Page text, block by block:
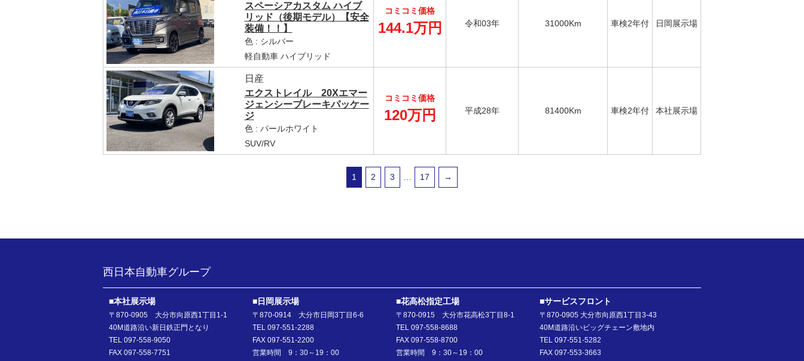
スペーシアカスタム ハイブ
リッド（後期モデル）【安全
装備！！】
色 : シルバー
軽自動車 ハイブリッド
コミコミ価格
144.1万円 令和03年 31000Km 車検2年付 日岡展示場
日産
エクストレイル 20Xエマー
ジェンシーブレーキパッケー
ジ
色 : パールホワイト
SUV/RV
コミコミ価格
120万円 平成28年 81400Km 車検2年付 本社展示場
1 2 3 17 →
西日本自動車グループ
■本社展示場
〒870-0905 大分市向原西1丁目1-1
40M道路沿い新日鉄正門となり
TEL 097-558-9050
FAX 097-558-7751
■日岡展示場
〒870-0914 大分市日岡3丁目6-6
TEL 097-551-2288
FAX 097-551-2200
営業時間 9：30～19：00
■花高松指定工場
〒870-0915 大分市花高松3丁目8-1
TEL 097-558-8688
FAX 097-558-8700
営業時間 9：30～19：00
■サービスフロント
〒870-0905 大分市向原西1丁目3-43
40M道路沿いビッグチェーン敷地内
TEL 097-551-5282
FAX 097-553-3663